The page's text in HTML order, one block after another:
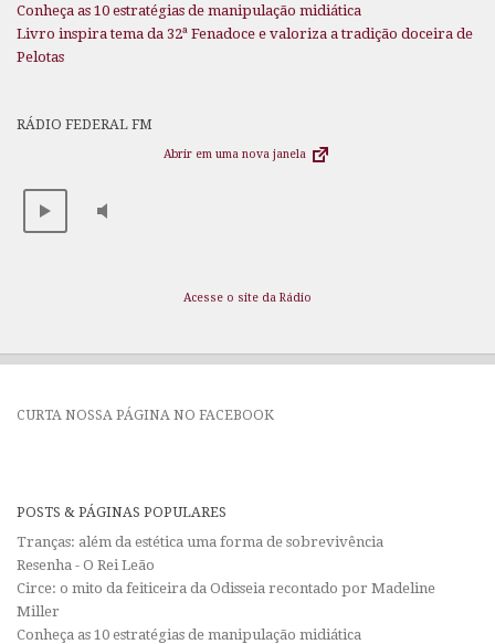
Conheça as 10 estratégias de manipulação midiática
Livro inspira tema da 32ª Fenadoce e valoriza a tradição doceira de
Pelotas
RÁDIO FEDERAL FM
Abrir em uma nova janela
Acesse o site da Rádio
CURTA NOSSA PÁGINA NO FACEBOOK
POSTS & PÁGINAS POPULARES
Tranças: além da estética uma forma de sobrevivência
Resenha - O Rei Leão
Circe: o mito da feiticeira da Odisseia recontado por Madeline
Miller
Conheça as 10 estratégias de manipulação midiática